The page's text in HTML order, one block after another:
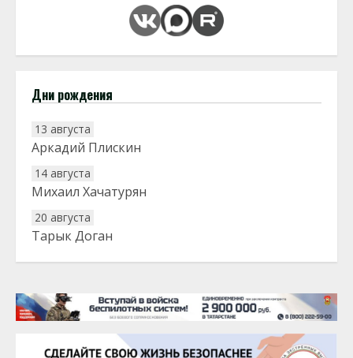
Дни рождения
13 августа
Аркадий Плискин
14 августа
Михаил Хачатурян
20 августа
Тарык Доган
22 августа
25 августа
Сэсэгма Бубеева
28 августа